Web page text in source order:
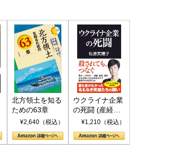
北方領土を知る
ための63章
¥2,640（税込）
ウクライナ企業
の死闘 (産経セ
レクト S 039)
¥1,210（税込）